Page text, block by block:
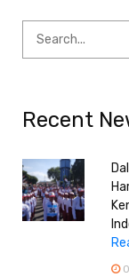
Recent